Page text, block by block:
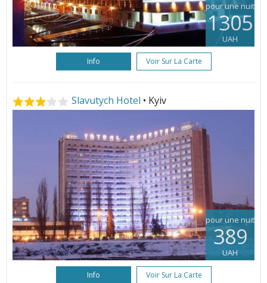
pour une nuit
1305
UAH
Info Voir Sur La Carte
Slavutych Hotel • Kyiv
pour une nuit
389
UAH
Info Voir Sur La Carte